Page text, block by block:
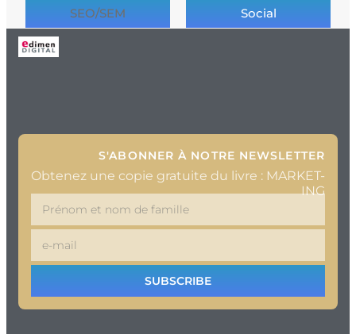
SEO/SEM Social
S'ABONNER À NOTRE NEWSLETTER
Obtenez une copie gratuite du livre : MARKET-
ING
SUBSCRIBE